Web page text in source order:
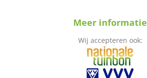
Meer informatie
Wij accepteren ook: